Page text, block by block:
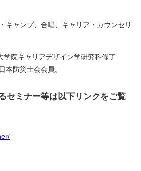
キャンプ、合唱、キャリア・カウンセリ
学院キャリアデザイン学研究科修了
本防災士会会員。
セミナー等は以下リンクをご覧